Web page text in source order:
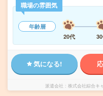
職場の雰囲気
年齢層
20代
気になる!
派遣会社 株式会社綜合キ